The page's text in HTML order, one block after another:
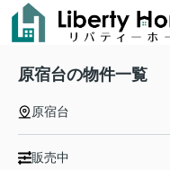
原宿台の物件一覧
原宿台
販売中